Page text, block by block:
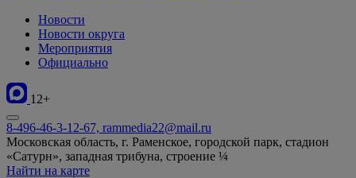
Новости
Новости округа
Мероприятия
Официально
12+
8-496-46-3-12-67, rammedia22@mail.ru
Московская область, г. Раменское, городской парк, стадион
«Сатурн», западная трибуна, строение ¼
Найти на карте